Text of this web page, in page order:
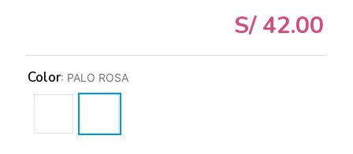
S/ 42.00
Color: PALO ROSA